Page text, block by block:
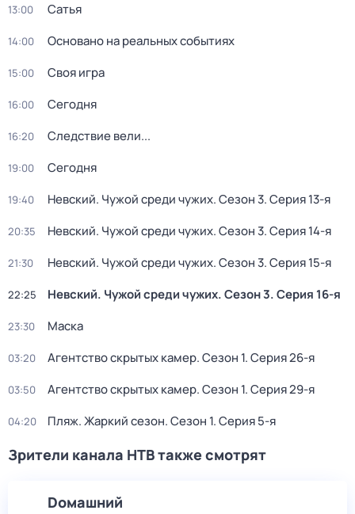
13:00 Сатья
14:00 Основано на реальных событиях
15:00 Своя игра
16:00 Сегодня
16:20 Следствие вели...
19:00 Сегодня
19:40 Невский. Чужой среди чужих. Сезон 3. Серия 13-я
20:35 Невский. Чужой среди чужих. Сезон 3. Серия 14-я
21:30 Невский. Чужой среди чужих. Сезон 3. Серия 15-я
22:25 Невский. Чужой среди чужих. Сезон 3. Серия 16-я
23:30 Маска
03:20 Агентство скрытых камер. Сезон 1. Серия 26-я
03:50 Агентство скрытых камер. Сезон 1. Серия 29-я
04:20 Пляж. Жаркий сезон. Сезон 1. Серия 5-я
Зрители канала НТВ также смотрят
Dомашний